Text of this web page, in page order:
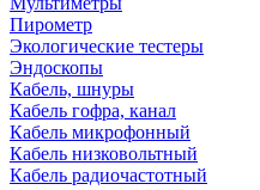
Пирометр
Экологические тестеры
Эндоскопы
Кабель, шнуры
Кабель гофра, канал
Кабель микрофонный
Кабель низковольтный
Кабель радиочастотный